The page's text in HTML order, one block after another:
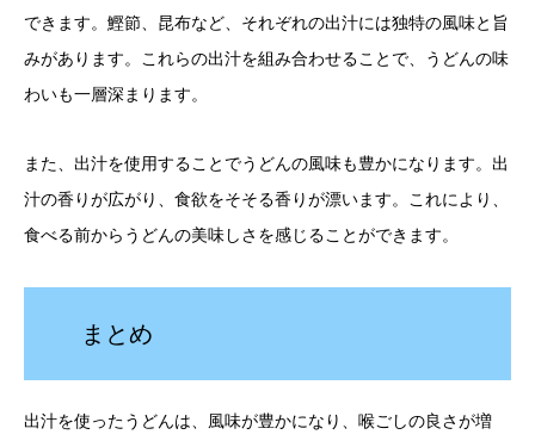
できます。鰹節、昆布など、それぞれの出汁には独特の風味と旨
みがあります。これらの出汁を組み合わせることで、うどんの味
わいも一層深まります。
また、出汁を使用することでうどんの風味も豊かになります。出
汁の香りが広がり、食欲をそそる香りが漂います。これにより、
食べる前からうどんの美味しさを感じることができます。
まとめ
出汁を使ったうどんは、風味が豊かになり、喉ごしの良さが増